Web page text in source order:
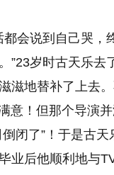
会说到自己哭，
”23岁时古天乐去
滋地替补了上去
意！但那个导演
闭了”！于是古天
业后他顺利地与